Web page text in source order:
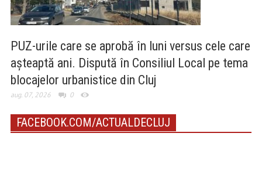
PUZ-urile care se aprobă în luni versus cele care
așteaptă ani. Dispută în Consiliul Local pe tema
blocajelor urbanistice din Cluj
aug. 07, 2026 0
FACEBOOK.COM/ACTUALDECLUJ